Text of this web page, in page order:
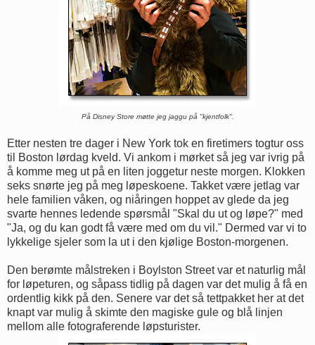
På Disney Store møtte jeg jaggu på "kjentfolk".
Etter nesten tre dager i New York tok en firetimers togtur oss
til Boston lørdag kveld. Vi ankom i mørket så jeg var ivrig på
å komme meg ut på en liten joggetur neste morgen. Klokken
seks snørte jeg på meg løpeskoene. Takket være jetlag var
hele familien våken, og niåringen hoppet av glede da jeg
svarte hennes ledende spørsmål "Skal du ut og løpe?" med
"Ja, og du kan godt få være med om du vil." Dermed var vi to
lykkelige sjeler som la ut i den kjølige Boston-morgenen.
Den berømte målstreken i Boylston Street var et naturlig mål
for løpeturen, og såpass tidlig på dagen var det mulig å få en
ordentlig kikk på den. Senere var det så tettpakket her at det
knapt var mulig å skimte den magiske gule og blå linjen
mellom alle fotograferende løpsturister.